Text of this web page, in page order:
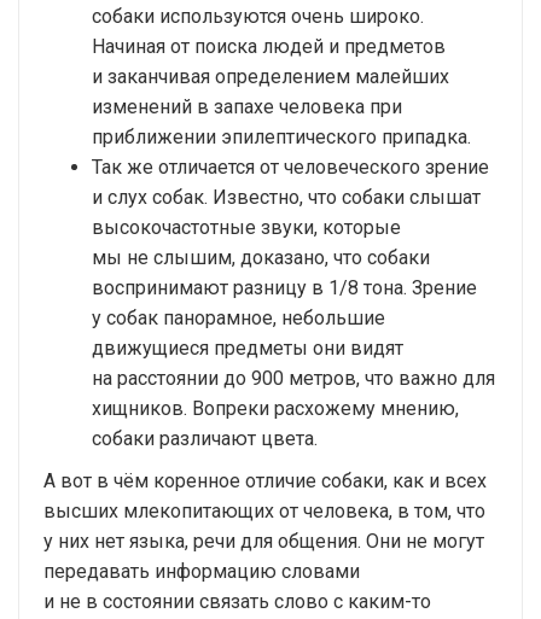
собаки используются очень широко.
Начиная от поиска людей и предметов
и заканчивая определением малейших
изменений в запахе человека при
приближении эпилептического припадка.
Так же отличается от человеческого зрение
и слух собак. Известно, что собаки слышат
высокочастотные звуки, которые
мы не слышим, доказано, что собаки
воспринимают разницу в 1/8 тона. Зрение
у собак панорамное, небольшие
движущиеся предметы они видят
на расстоянии до 900 метров, что важно для
хищников. Вопреки расхожему мнению,
собаки различают цвета.
А вот в чём коренное отличие собаки, как и всех
высших млекопитающих от человека, в том, что
у них нет языка, речи для общения. Они не могут
передавать информацию словами
и не в состоянии связать слово с каким-то